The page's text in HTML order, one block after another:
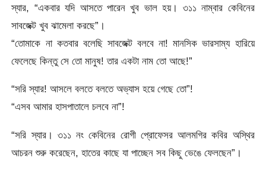
স্যার, “একবার যদি আসতে পারেন খুব ভাল হয়। ৩১১ নাম্বার কেবিনের
সাবজেক্ট খুব ঝামেলা করছে”।
“তোমাকে না কতবার বলেছি সাবজেক্ট বলবে না! মানসিক ভারসাম্য হারিয়ে
ফেলেছে কিন্তু সে তো মানুষ! তার একটা নাম তো আছে!”
“সরি স্যার! আসলে বলতে বলতে অভ্যাস হয়ে গেছে তো”!
“এসব আমার হাসপাতালে চলবে না”!
“সরি স্যার। ৩১১ নং কেবিনের রোগী প্রোফেসর আলমগির কবির অস্থির
আচরন শুরু করেছেন, হাতের কাছে যা পাচ্ছেন সব কিছু ভেঙে ফেলছেন”।